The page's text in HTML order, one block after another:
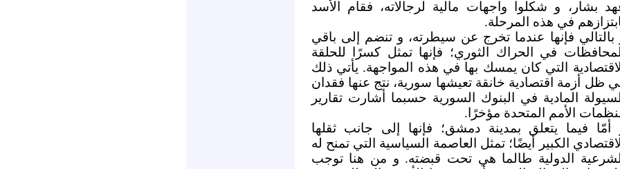
بشار، و شكلوا واجهات مالية لرجالاته، فقام الأسد
في هذه المرحلة.
بالتالي فإنها عندما تخرج عن سيطرته، و تنضم إلى باقي
المحافظات في الحراك الثوري؛ فإنها تمثل كسرًا للحلقة
الاقتصادية التي كان يمسك بها في هذه المواجهة. يأتي ذلك
ظل أزمة اقتصادية خانقة تعيشها سورية، نتج عنها فقدان
السيولة المادية في البنوك السورية حسبما أشارت تقارير
الأمم المتحدة مؤخرًا.
أمّا فيما يتعلق بمدينة دمشق؛ فإنها إلى جانب ثقلها
الاقتصادي الكبير أيضًا؛ تمثل العاصمة السياسية التي تمنح له
الشرعية الدولية طالما هي تحت قبضته. و من هنا توجب